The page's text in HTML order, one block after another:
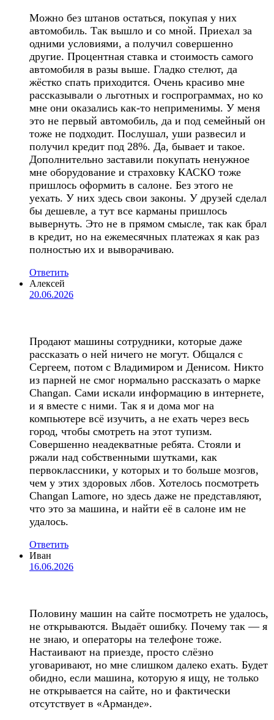
Можно без штанов остаться, покупая у них
автомобиль. Так вышло и со мной. Приехал за
одними условиями, а получил совершенно
другие. Процентная ставка и стоимость самого
автомобиля в разы выше. Гладко стелют, да
жёстко спать приходится. Очень красиво мне
рассказывали о льготных и госпрограммах, но ко
мне они оказались как-то неприменимы. У меня
это не первый автомобиль, да и под семейный он
тоже не подходит. Послушал, уши развесил и
получил кредит под 28%. Да, бывает и такое.
Дополнительно заставили покупать ненужное
мне оборудование и страховку КАСКО тоже
пришлось оформить в салоне. Без этого не
уехать. У них здесь свои законы. У друзей сделал
бы дешевле, а тут все карманы пришлось
вывернуть. Это не в прямом смысле, так как брал
в кредит, но на ежемесячных платежах я как раз
полностью их и выворачиваю.
Ответить
Алексей
20.06.2026
Продают машины сотрудники, которые даже
рассказать о ней ничего не могут. Общался с
Сергеем, потом с Владимиром и Денисом. Никто
из парней не смог нормально рассказать о марке
Changan. Сами искали информацию в интернете,
и я вместе с ними. Так я и дома мог на
компьютере всё изучить, а не ехать через весь
город, чтобы смотреть на этот тупизм.
Совершенно неадекватные ребята. Стояли и
ржали над собственными шутками, как
первоклассники, у которых и то больше мозгов,
чем у этих здоровых лбов. Хотелось посмотреть
Changan Lamore, но здесь даже не представляют,
что это за машина, и найти её в салоне им не
удалось.
Ответить
Иван
16.06.2026
Половину машин на сайте посмотреть не удалось,
не открываются. Выдаёт ошибку. Почему так — я
не знаю, и операторы на телефоне тоже.
Настаивают на приезде, просто слёзно
уговаривают, но мне слишком далеко ехать. Будет
обидно, если машина, которую я ищу, не только
не открывается на сайте, но и фактически
отсутствует в «Арманде».